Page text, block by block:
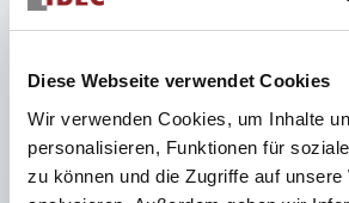
Diese Webseite verwendet Cookies
Wir verwenden Cookies, um Inhalte
personalisieren, Funktionen für
zu können und die Zugriffe auf unsere
LED-Beleuchtungseinheit mit
LED-Lampenkörper
Schutzarten IP40 und IP65
(IEC 60529)
UL- und CSA-zertifiziert.